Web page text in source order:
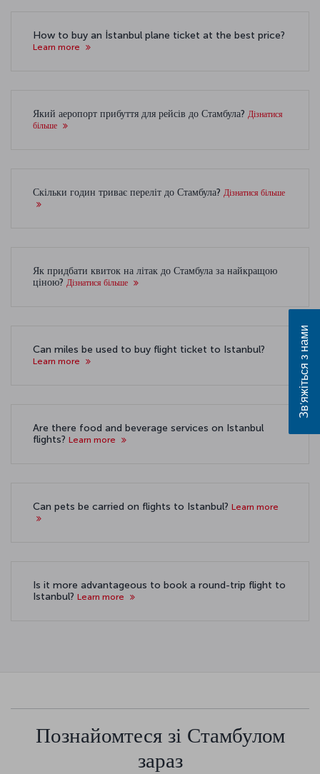
How to buy an İstanbul plane ticket at the best price?
Learn more
Який аеропорт прибуття для рейсів до Стамбула? Дізнатися
більше
Скільки годин триває переліт до Стамбула? Дізнатися більше
Як придбати квиток на літак до Стамбула за найкращою
ціною? Дізнатися більше
Can miles be used to buy flight ticket to Istanbul?
Learn more
Are there food and beverage services on Istanbul
flights? Learn more
Can pets be carried on flights to Istanbul? Learn more
Is it more advantageous to book a round-trip flight to
Istanbul? Learn more
Познайомтеся зі Стамбулом
зараз
Зв’яжіться з нами